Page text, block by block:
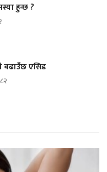
हुन्छ ?
बढाउँछ एसिड